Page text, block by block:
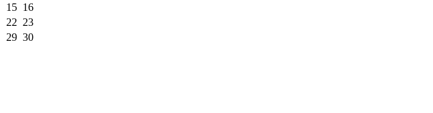
15 16
22 23
29 30